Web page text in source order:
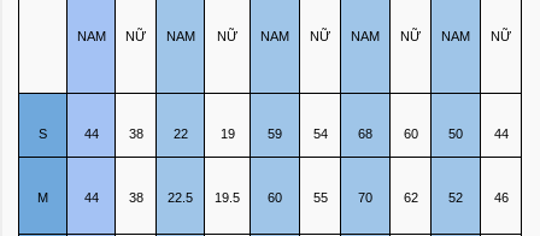
NAM NỮ NAM NỮ NAM NỮ NAM NỮ NAM NỮ
S 44 38 22 19 59 54 68 60 50 44
M 44 38 22.5 19.5 60 55 70 62 52 46